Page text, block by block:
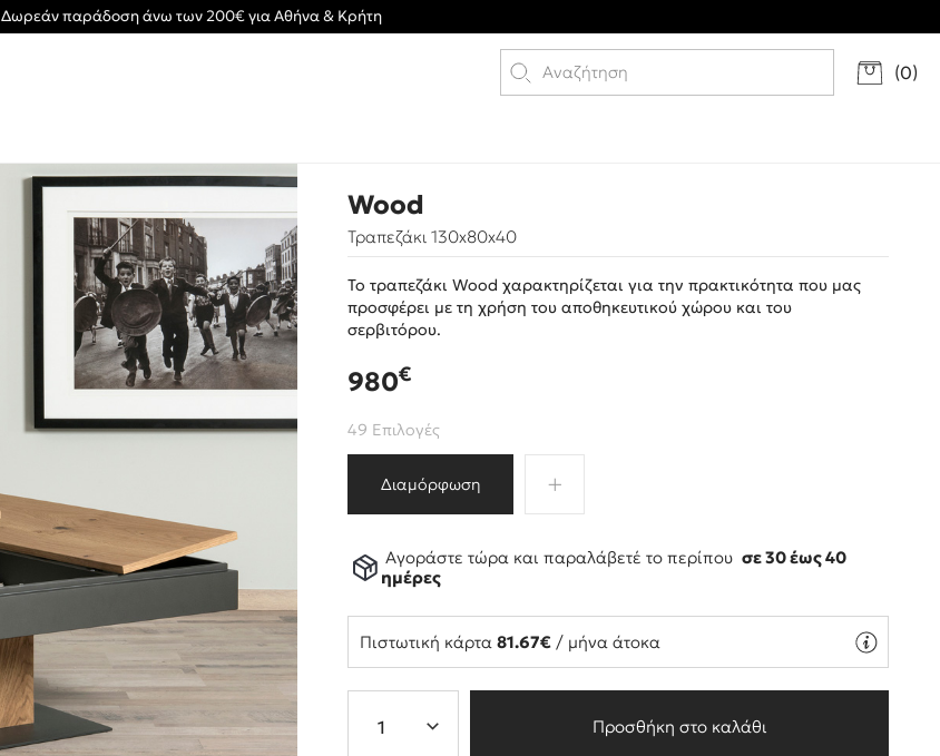
Δωρεάν παράδοση άνω των 200€ για Αθήνα & Κρήτη
(0)
Wood
Τραπεζάκι 130x80x40
Το τραπεζάκι Wood χαρακτηρίζεται για την πρακτικότητα που μας
προσφέρει με τη χρήση του αποθηκευτικού χώρου και του
σερβιτόρου.
980€
Διαμόρφωση
49 Επιλογές
Αγοράστε τώρα και παραλάβετέ το περίπου σε 30 έως 40
ημέρες
Πιστωτική κάρτα81.67€ / μήνα άτοκα
Προσθήκη στο καλάθι